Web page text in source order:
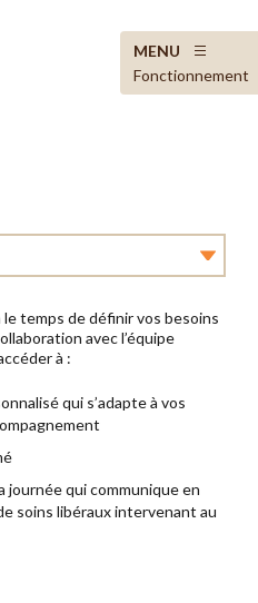
MENU
Fonctionnement
le temps de définir vos besoins
avec l’équipe
à :
qui s’adapte à vos
journée qui communique en
soins libéraux intervenant au